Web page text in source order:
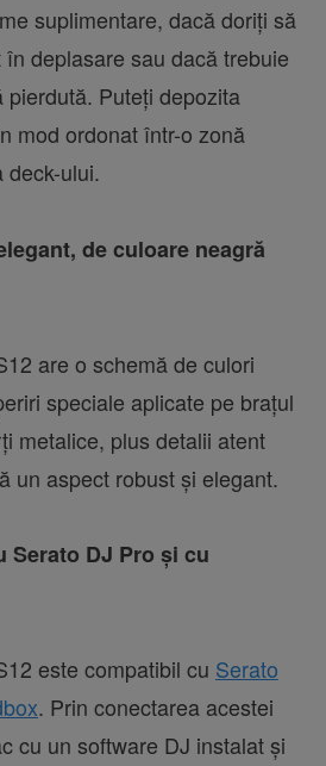
suplimentare, dacă doriți să
deplasare sau dacă trebuie
Puteți depozita
mod ordonat într-o zonă
deck-ului.
de culoare neagră
are o schemă de culori
speciale aplicate pe brațul
metalice, plus detalii atent
un aspect robust și elegant.
Serato DJ Pro și cu
este compatibil cu Serato
. Prin conectarea acestei
cu un software DJ instalat și